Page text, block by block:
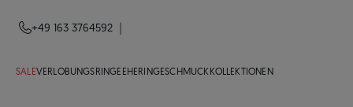
+49 163 3764592
SALEVERLOBUNGSRINGE EHERINGESCHMUCKKOLLEKTIONEN